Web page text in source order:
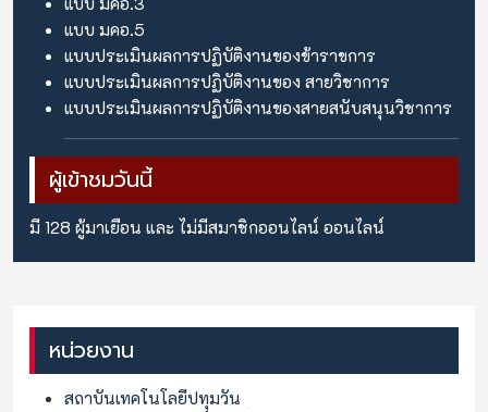
แบบ มคอ.5
แบบประเมินผลการปฏิบัติงานของข้าราขการ
แบบประเมินผลการปฏิบัติงานของ สายวิชาการ
แบบประเมินผลการปฏิบัติงานของสายสนับสนุนวิชาการ
ผู้เข้าชมวันนี้
มี 128 ผู้มาเยือน และ ไม่มีสมาชิกออนไลน์ ออนไลน์
หน่วยงาน
สถาบันเทคโนโลยีปทุุมวัน